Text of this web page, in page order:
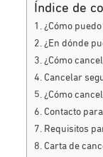
Índice de
¿Cómo
¿En dónde
¿Cómo
Cancelar
¿Cómo
Contacto
Requisitos
Carta de